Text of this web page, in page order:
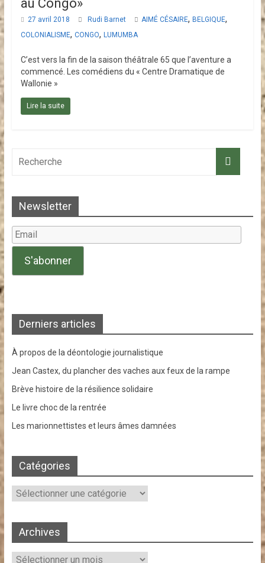
e
au Congo»
27 avril 2018 Rudi Barnet AIMÉ CÉSAIRE, BELGIQUE,
COLONIALISME, CONGO, LUMUMBA
C’est vers la fin de la saison théâtrale 65 que l’aventure a
commencé. Les comédiens du « Centre Dramatique de
Wallonie »
Lire la suite
Newsletter
Derniers articles
À propos de la déontologie journalistique
Jean Castex, du plancher des vaches aux feux de la rampe
Brève histoire de la résilience solidaire
Le livre choc de la rentrée
Les marionnettistes et leurs âmes damnées
Catégories
Catégories
Archives
Archives